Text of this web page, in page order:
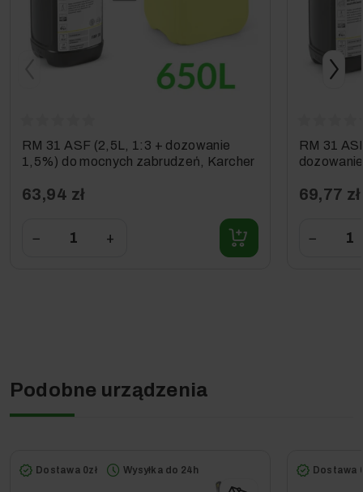
porównaniu do
blokady
zapewnia
poziom
RM 31 ASF (2,5L, 1:3 + dozowanie
1,5%) do mocnych zabrudzeń, Karcher
63,94 zł
− +
RM 31
69,77 zł
−
Podobne urządzenia
Dostawa 0zł Wysyłka do 24h Dostawa